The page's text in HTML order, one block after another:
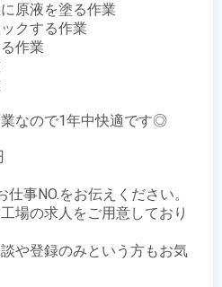
原液を塗る作業
クする作業
作業
なので1年中快適です◎
事NO.をお伝えください。
場の求人をご用意しており
や登録のみという方もお気